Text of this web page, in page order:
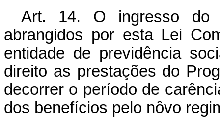
Art. 14. O ingresso do
abrangidos por esta Lei
entidade de previdência
direito as prestações do
decorrer o período de
dos benefícios pelo nôvo